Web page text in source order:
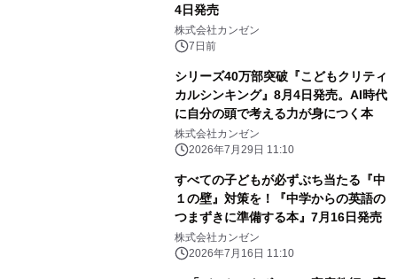
4日発売
株式会社カンゼン
7日前
シリーズ40万部突破『こどもクリティ
カルシンキング』8月4日発売。AI時代
に自分の頭で考える力が身につく本
株式会社カンゼン
2026年7月29日 11:10
すべての子どもが必ずぶち当たる『中
１の壁』対策を！『中学からの英語の
つまずきに準備する本』7月16日発売
株式会社カンゼン
2026年7月16日 11:10